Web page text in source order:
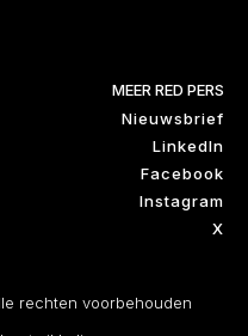
MEER RED PERS
Nieuwsbrief
LinkedIn
Facebook
Instagram
X
rechten voorbehouden